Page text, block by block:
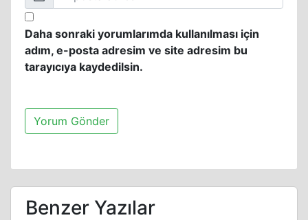
Daha sonraki yorumlarımda kullanılması için
adım, e-posta adresim ve site adresim bu
tarayıcıya kaydedilsin.
Benzer Yazılar